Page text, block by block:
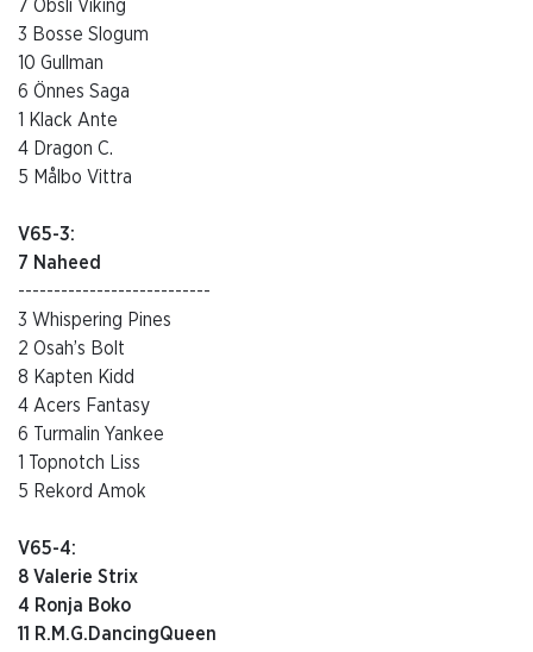
7 Obsli Viking
3 Bosse Slogum
10 Gullman
6 Önnes Saga
1 Klack Ante
4 Dragon C.
5 Målbo Vittra
V65-3:
7 Naheed
---------------------------
3 Whispering Pines
2 Osah’s Bolt
8 Kapten Kidd
4 Acers Fantasy
6 Turmalin Yankee
1 Topnotch Liss
5 Rekord Amok
V65-4:
8 Valerie Strix
4 Ronja Boko
11 R.M.G.DancingQueen